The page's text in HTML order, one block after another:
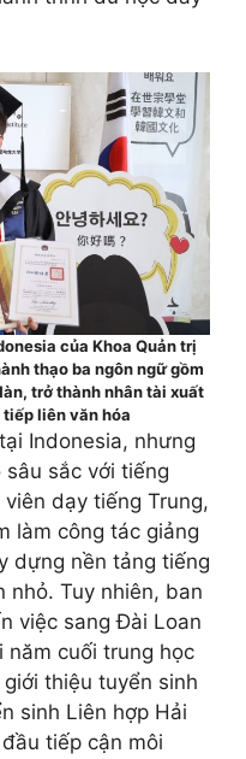
của Khoa Quản trị
thạo ba ngôn ngữ gồm
trở thành nhân tài xuất
liên văn hóa
Indonesia, nhưng
sắc với tiếng
dạy tiếng Trung,
làm công tác giảng
dựng nền tảng tiếng
nhỏ. Tuy nhiên, ban
việc sang Đài Loan
năm cuối trung học
thiệu tuyển sinh
sinh Liên hợp Hải
tiếp cận môi